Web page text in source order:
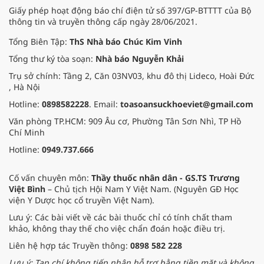
Giấy phép hoạt động báo chí điện tử số 397/GP-BTTTT của Bộ
thông tin và truyền thông cấp ngày 28/06/2021.
Tổng Biên Tập: ThS Nhà báo Chúc Kim Vinh
Tổng thư ký tòa soạn: Nhà báo Nguyễn Khải
Trụ sở chính: Tầng 2, Căn 03NV03, khu đô thị Lideco, Hoài Đức
, Hà Nội
Hotline: 0898582228. Email: toasoansuckhoeviet@gmail.com
Văn phòng TP.HCM: 909 Âu cơ, Phường Tân Sơn Nhì, TP Hồ
Chí Minh
Hotline: 0949.737.666
Cố vấn chuyên môn: Thầy thuốc nhân dân - GS.TS Trương
Việt Bình – Chủ tịch Hội Nam Y Việt Nam. (Nguyên GĐ Học
viện Y Dược học cổ truyền Việt Nam).
Lưu ý: Các bài viết về các bài thuốc chỉ có tính chất tham
khảo, không thay thế cho việc chẩn đoán hoặc điều trị.
Liên hệ hợp tác Truyền thông: 0898 582 228